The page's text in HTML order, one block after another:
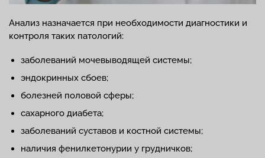
Анализ назначается при необходимости диагностики и
контроля таких патологий:
заболеваний мочевыводящей системы;
эндокринных сбоев;
болезней половой сферы;
сахарного диабета;
заболеваний суставов и костной системы;
наличия фенилкетонурии у грудничков;